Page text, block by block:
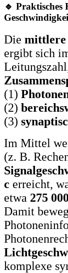
🔹 Praktisches
Die mittlere
ergibt sich
(1)
(2)
(3)
Im Mittel
(z. B.
c erreicht,
etwa 275
Damit
komplexe